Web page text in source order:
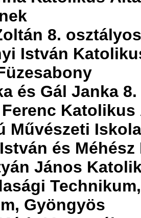
8.
István
és Gál Janka
Művészeti
és
János
Gyöngyös